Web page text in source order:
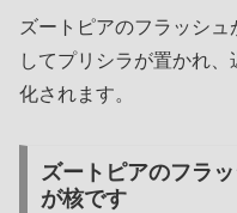
ズートピアのフラッシ
してプリシラが置かれ
化されます。
ズートピアのフラ
が核です